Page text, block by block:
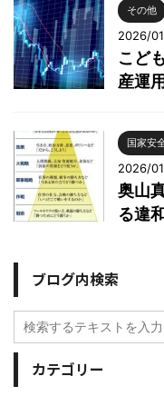
その他
2026/
こど
産運
国家安
2026/
奥山
る違
ブログ内検索
カテゴリー